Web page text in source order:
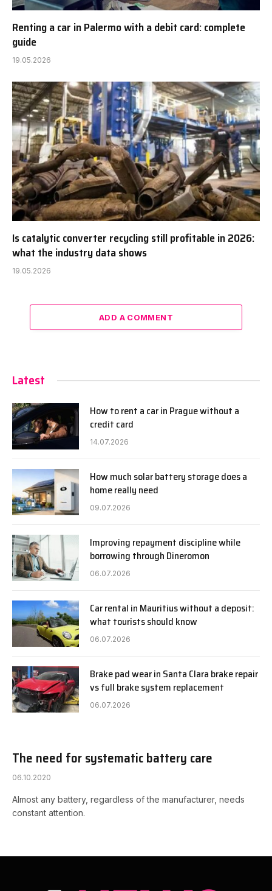
Renting a car in Palermo with a debit card: complete
guide
19.05.2026
Is catalytic converter recycling still profitable in 2026:
what the industry data shows
19.05.2026
ADD A COMMENT
Latest
How to rent a car in Prague without a
credit card
14.07.2026
How much solar battery storage does a
home really need
09.07.2026
Improving repayment discipline while
borrowing through Dineromon
06.07.2026
Car rental in Mauritius without a deposit:
what tourists should know
06.07.2026
Brake pad wear in Santa Clara brake repair
vs full brake system replacement
06.07.2026
The need for systematic battery care
06.10.2020
Almost any battery, regardless of the manufacturer, needs
constant attention.